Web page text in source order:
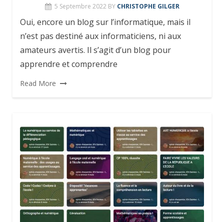
5 Septembre 2022 BY CHRISTOPHE GILGER
Oui, encore un blog sur l’informatique, mais il
n’est pas destiné aux informaticiens, ni aux
amateurs avertis. Il s’agit d’un blog pour
apprendre et comprendre
Read More